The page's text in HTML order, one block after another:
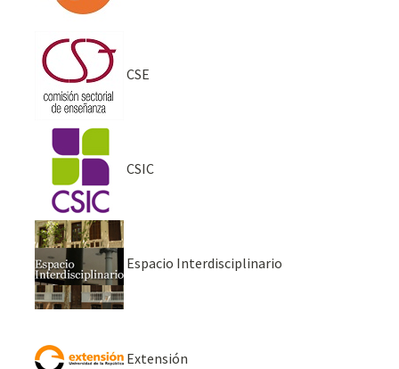
CSE
CSIC
Espacio Interdisciplinario
Extensión